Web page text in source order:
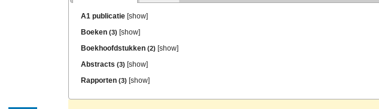
A1 publicatie [show]
Boeken(3) [show]
Boekhoofdstukken(2) [show]
Abstracts(3) [show]
Rapporten(3) [show]